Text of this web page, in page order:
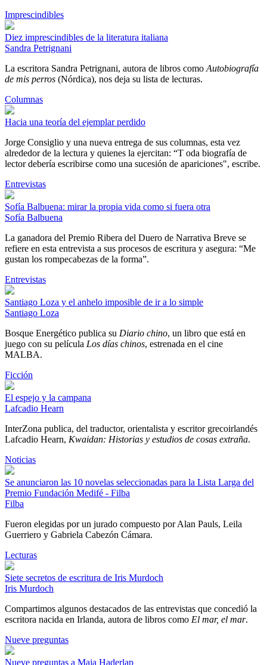
Imprescindibles
Diez imprescindibles de la literatura italiana
Sandra Petrignani
La escritora Sandra Petrignani, autora de libros como Autobiografía
de mis perros (Nórdica), nos deja su lista de lecturas.
Columnas
Hacia una teoría del ejemplar perdido
Jorge Consiglio y una nueva entrega de sus columnas, esta vez
alrededor de la lectura y quienes la ejercitan: “T oda biografía de
lector debería escribirse como una sucesión de apariciones", escribe.
Entrevistas
Sofía Balbuena: mirar la propia vida como si fuera otra
Sofía Balbuena
La ganadora del Premio Ribera del Duero de Narrativa Breve se
refiere en esta entrevista a sus procesos de escritura y asegura: “Me
gustan los rompecabezas de la forma”.
Entrevistas
Santiago Loza y el anhelo imposible de ir a lo simple
Santiago Loza
Bosque Energético publica su Diario chino, un libro que está en
juego con su película Los días chinos, estrenada en el cine
MALBA.
Ficción
El espejo y la campana
Lafcadio Hearn
InterZona publica, del traductor, orientalista y escritor grecoirlandés
Lafcadio Hearn, Kwaidan: Historias y estudios de cosas extraña.
Noticias
Se anunciaron las 10 novelas seleccionadas para la Lista Larga del
Premio Fundación Medifé - Filba
Filba
Fueron elegidas por un jurado compuesto por Alan Pauls, Leila
Guerriero y Gabriela Cabezón Cámara.
Lecturas
Siete secretos de escritura de Iris Murdoch
Iris Murdoch
Compartimos algunos destacados de las entrevistas que concedió la
escritora nacida en Irlanda, autora de libros como El mar, el mar.
Nueve preguntas
Nueve preguntas a Maja Haderlap